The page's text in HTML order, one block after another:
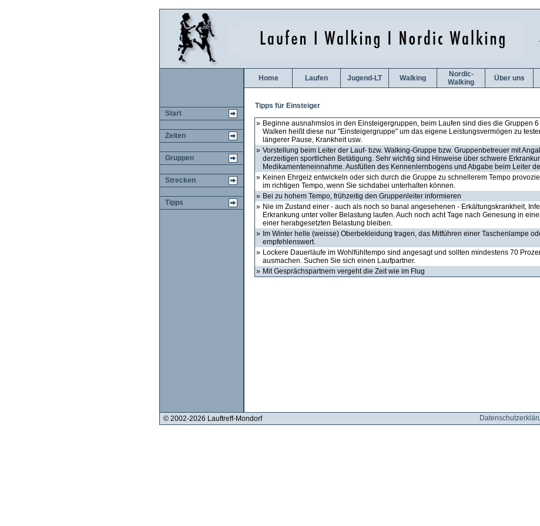
Start
Zeiten
Gruppen
Strecken
Tipps
Home Laufen Jugend-LT Walking
Nordic-
Walking
Über uns
Tipps für Einsteiger
» Beginne ausnahmslos in den Einsteigergruppen, beim Laufen sind dies die Gruppen
Walken heißt diese nur "Einsteigergruppe" um das eigene Leistungsvermögen zu
längerer Pause, Krankheit usw.
» Vorstellung beim Leiter der Lauf- bzw. Walking-Gruppe bzw. Gruppenbetreuer mit
derzeitigen sportlichen Betätigung. Sehr wichtig sind Hinweise über schwere
Medikamenteneinnahme. Ausfüllen des Kennenlernbogens und Abgabe beim Leiter
» Keinen Ehrgeiz entwickeln oder sich durch die Gruppe zu schnellerem Tempo
im richtigen Tempo, wenn Sie sichdabei unterhalten können.
» Bei zu hohem Tempo, frühzeitig den Gruppenleiter informieren
» Nie im Zustand einer - auch als noch so banal angesehenen - Erkältungskrankheit,
Erkrankung unter voller Belastung laufen. Auch noch acht Tage nach Genesung in
einer herabgesetzten Belastung bleiben.
» Im Winter helle (weisse) Oberbekleidung tragen, das Mitführen einer Taschenlampe
empfehlenswert.
» Lockere Dauerläufe im Wohlfühltempo sind angesagt und sollten mindestens 70
ausmachen. Suchen Sie sich einen Laufpartner.
» Mit Gesprächspartnern vergeht die Zeit wie im Flug
© 2002-2026 Lauftreff-Mondorf